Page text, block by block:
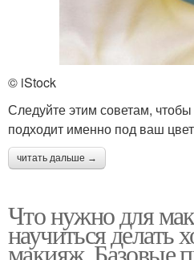
© iStock
Следуйте этим советам,
подходит именно под ваш цвет
читать дальше →
Что нужно для
научиться делать
макияж. Базовые